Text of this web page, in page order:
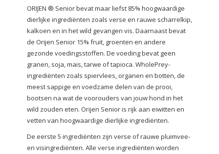
ORIJEN ® Senior bevat maar liefst 85% hoogwaardige
dierlijke ingrediënten zoals verse en rauwe scharrelkip,
kalkoen en in het wild gevangen vis. Daarnaast bevat
de Orijen Senior 15% fruit, groenten en andere
gezonde voedingsstoffen. De voeding bevat geen
granen, soja, mais, tarwe of tapioca. WholePrey-
ingrediënten zoals spiervlees, organen en botten, de
meest sappige en voedzame delen van de prooi,
bootsen na wat de voorouders van jouw hond in het
wild zouden eten. Orijen Senior is rijk aan eiwitten en
vetten van hoogwaardige dierlijke ingrediënten.
De eerste 5 ingrediënten zijn verse of rauwe pluimvee-
en visingrediënten. Alle verse ingrediënten worden